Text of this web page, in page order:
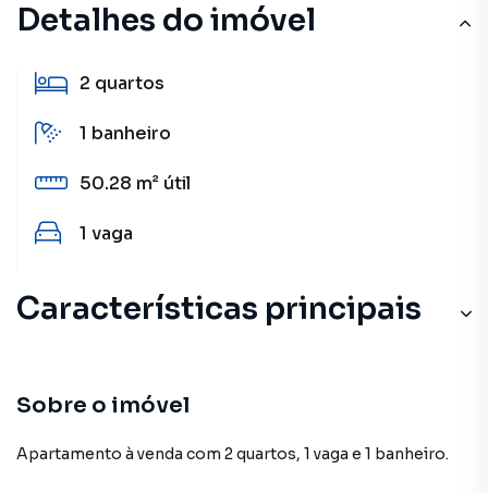
Detalhes do imóvel
2 quartos
1 banheiro
50.28 m² útil
1 vaga
Características principais
Sobre o imóvel
Apartamento à venda com 2 quartos, 1 vaga e 1 banheiro.